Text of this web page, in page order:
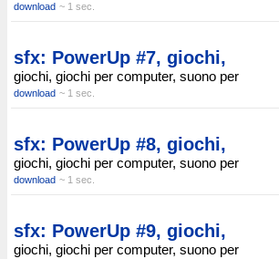
download ~ 1 sec.
sfx: PowerUp #7, giochi,
giochi, giochi per computer, suono per
download ~ 1 sec.
sfx: PowerUp #8, giochi,
giochi, giochi per computer, suono per
download ~ 1 sec.
sfx: PowerUp #9, giochi,
giochi, giochi per computer, suono per